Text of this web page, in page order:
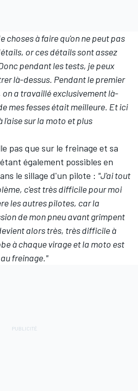
choses à faire qu'on ne peut pas
or ces détails sont assez
pendant les tests, je peux
là-dessus. Pendant le premier
on a travaillé exclusivement là-
mes fesses était meilleure. Et ici
l'aise sur la moto et plus
pas que sur le freinage et sa
également possibles en
le sillage d'un pilote : "J'ai tout
c'est très difficile pour moi
les autres pilotes, car la
de mon pneu avant grimpent
alors très, très difficile à
à chaque virage et la moto est
freinage."